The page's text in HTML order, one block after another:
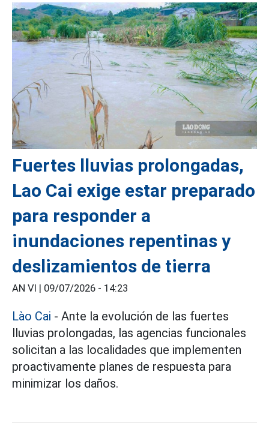
Fuertes lluvias prolongadas,
Lao Cai exige estar preparado
para responder a
inundaciones repentinas y
deslizamientos de tierra
AN VI | 09/07/2026 - 14:23
Lào Cai - Ante la evolución de las fuertes
lluvias prolongadas, las agencias funcionales
solicitan a las localidades que implementen
proactivamente planes de respuesta para
minimizar los daños.